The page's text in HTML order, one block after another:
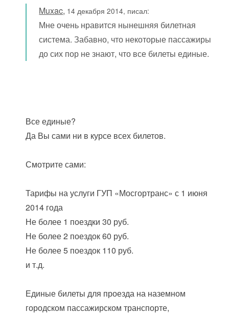
Muxac, 14 декабря 2014, писал:
Мне очень нравится нынешняя билетная
система. Забавно, что некоторые пассажиры
до сих пор не знают, что все билеты единые.
Все единые?
Да Вы сами ни в курсе всех билетов.
Смотрите сами:
Тарифы на услуги ГУП «Мосгортранс» с 1 июня
2014 года
Не более 1 поездки 30 руб.
Не более 2 поездок 60 руб.
Не более 5 поездок 110 руб.
и т.д.
Единые билеты для проезда на наземном
городском пассажирском транспорте,